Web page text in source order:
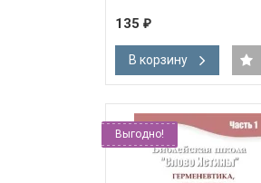
135 ₽
В корзину
Выгодно!